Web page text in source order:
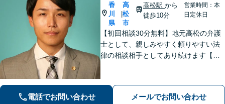
香
川
県
高
松
市
高松駅 から
徒歩10分
営業時間：本
日定休日
【初回相談30分無料】地元高松の弁護
士として、親しみやすく頼りやすい法
律の相談相手としてあり続けます【相
【離婚問題】不貞慰謝料の請求する側
／された側、双方に対応【弁護士歴10
電話でお問い合わせ メールでお問い合わせ